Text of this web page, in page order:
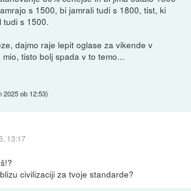
s 1500, bi jamrali tudi s 1800, tist, ki
tudi s 1500.
dajmo raje lepit oglase za vikende v
tisto bolj spada v to temo...
2025 ob 12:53)
13:17
civilizaciji za tvoje standarde?